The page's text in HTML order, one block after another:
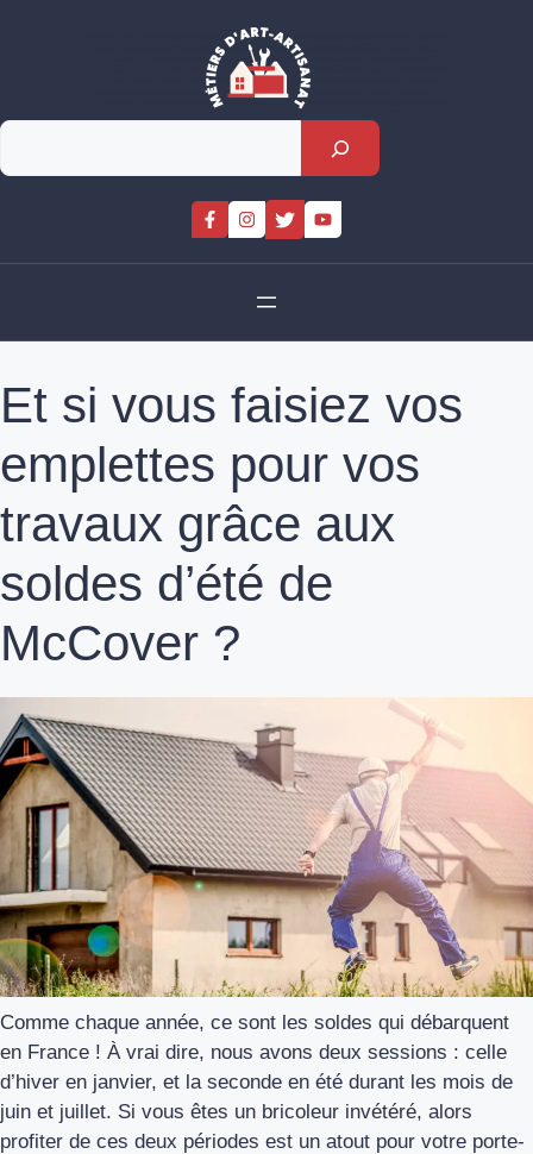
Rechercher
Et si vous faisiez vos
emplettes pour vos
travaux grâce aux
soldes d’été de
McCover ?
Comme chaque année, ce sont les soldes qui débarquent
en France ! À vrai dire, nous avons deux sessions : celle
d’hiver en janvier, et la seconde en été durant les mois de
juin et juillet. Si vous êtes un bricoleur invétéré, alors
profiter de ces deux périodes est un atout pour votre porte-